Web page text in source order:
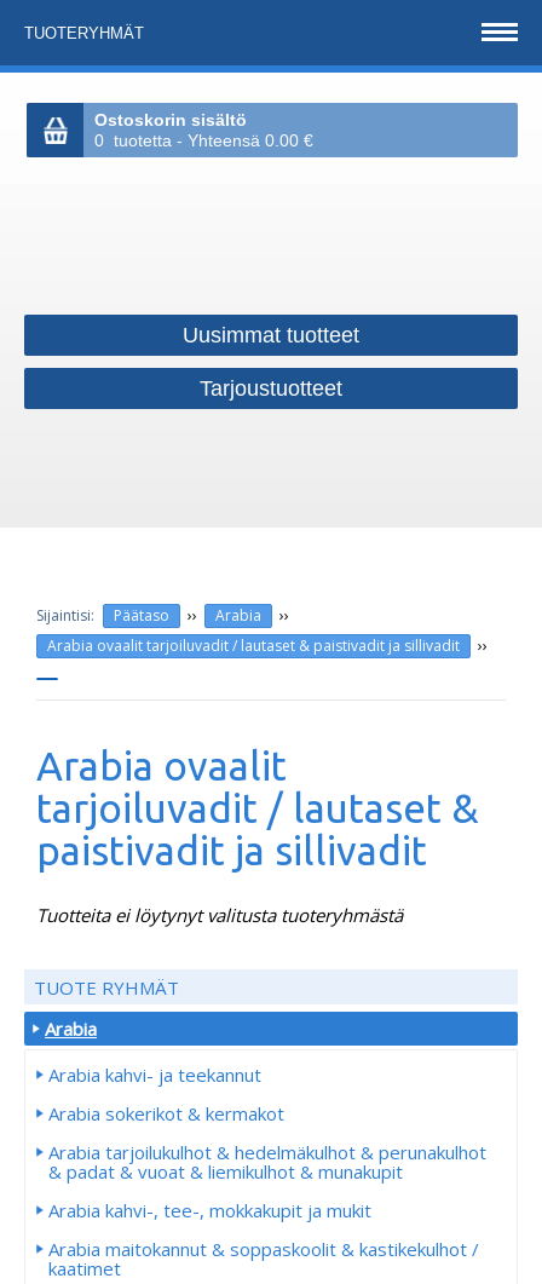
TUOTERYHMÄT
Ostoskorin sisältö
0 tuotetta - Yhteensä 0.00 €
Uusimmat tuotteet
Tarjoustuotteet
Päätaso ›› Arabia ››
Arabia ovaalit tarjoiluvadit / lautaset & paistivadit ja sillivadit ››
Arabia ovaalit
tarjoiluvadit / lautaset &
paistivadit ja sillivadit
Tuotteita ei löytynyt valitusta tuoteryhmästä
TUOTE RYHMÄT
Arabia
Arabia kahvi- ja teekannut
Arabia sokerikot & kermakot
Arabia tarjoilukulhot & hedelmäkulhot & perunakulhot
& padat & vuoat & liemikulhot & munakupit
Arabia kahvi-, tee-, mokkakupit ja mukit
Arabia maitokannut & soppaskoolit & kastikekulhot /
kaatimet